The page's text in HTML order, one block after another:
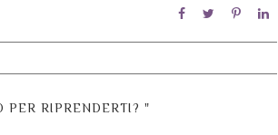
PER RIPRENDERTI? "